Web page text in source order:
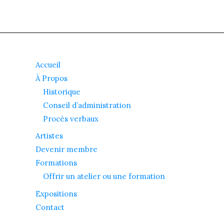
Accueil
À Propos
Historique
Conseil d’administration
Procès verbaux
Artistes
Devenir membre
Formations
Offrir un atelier ou une formation
Expositions
Contact